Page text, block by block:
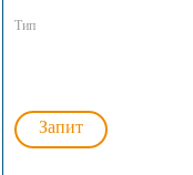
Тип
Запит